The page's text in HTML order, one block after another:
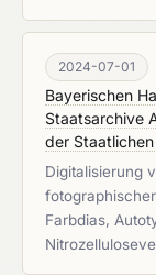
2024-07-01
Bayerischen
Staatsarchive
der
Digitalisierung
Farbdias,